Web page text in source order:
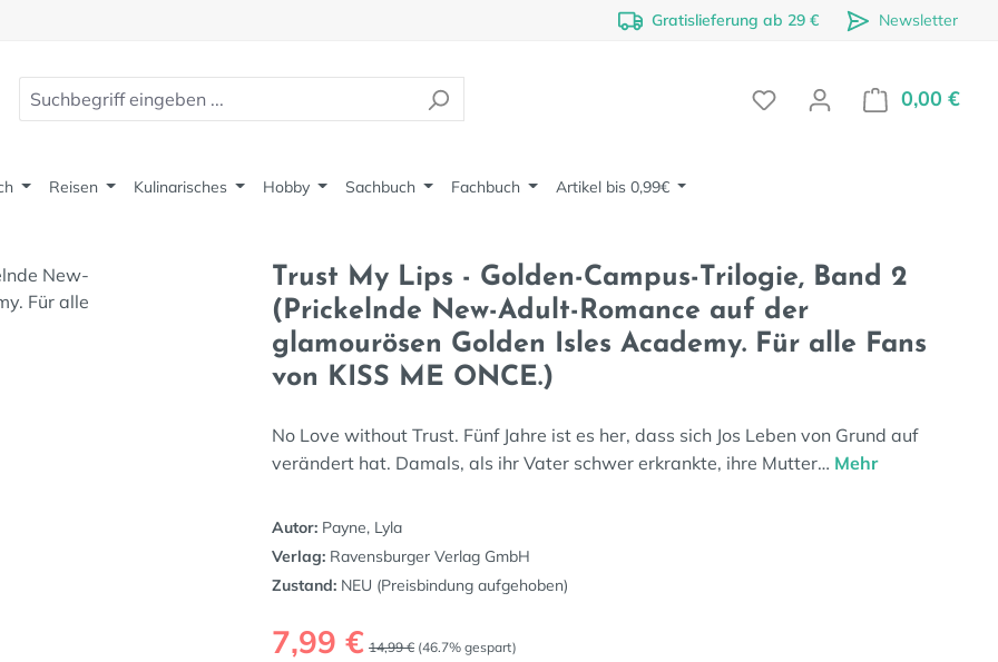
Gratislieferung ab 29 € Newsletter
0,00 €
Reisen Kulinarisches Hobby Sachbuch Fachbuch Artikel bis 0,99€
Trust My Lips - Golden-Campus-Trilogie, Band 2
(Prickelnde New-Adult-Romance auf der
glamourösen Golden Isles Academy. Für alle Fans
von KISS ME ONCE.)
No Love without Trust. Fünf Jahre ist es her, dass sich Jos Leben von Grund auf
verändert hat. Damals, als ihr Vater schwer erkrankte, ihre Mutter… Mehr
Autor: Payne, Lyla
Verlag: Ravensburger Verlag GmbH
Zustand: NEU (Preisbindung aufgehoben)
Verkaufspreis:
7,99 € Regulärer Preis:
14,99 € (46.7% gespart)